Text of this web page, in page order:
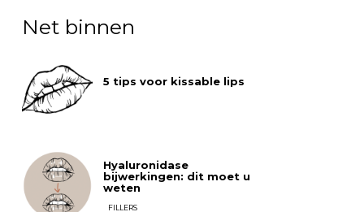
Net binnen
5 tips voor kissable lips
Hyaluronidase
bijwerkingen: dit moet u
weten
FILLERS